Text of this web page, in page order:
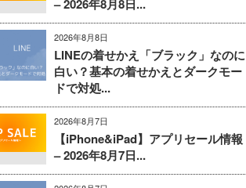
– 2026年8月8日...
2026年8月8日
LINEの着せかえ「ブラック」なのに
白い？基本の着せかえとダークモー
ドで対処...
2026年8月7日
【iPhone&iPad】アプリセール情報
– 2026年8月7日...